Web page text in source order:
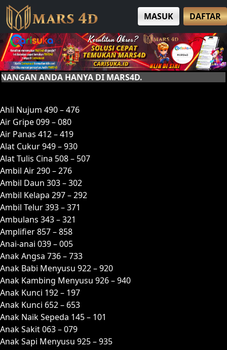
MASUK DAFTAR
ANDA HANYA DI MARS4D.
Ahli Nujum 490 – 476
Air Gripe 099 – 080
Air Panas 412 – 419
Alat Cukur 949 – 930
Alat Tulis Cina 508 – 507
Ambil Air 290 – 276
Ambil Daun 303 – 302
Ambil Kelapa 297 – 292
Ambil Telur 393 – 371
Ambulans 343 – 321
Amplifier 857 – 858
Anai-anai 039 – 005
Anak Angsa 736 – 733
Anak Babi Menyusu 922 – 920
Anak Kambing Menyusu 926 – 940
Anak Kunci 192 – 197
Anak Kunci 652 – 653
Anak Naik Sepeda 145 – 101
Anak Sakit 063 – 079
Anak Sapi Menyusu 925 – 935